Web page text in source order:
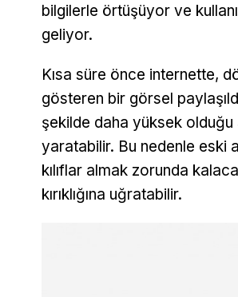
bilgilerle örtüşüyor ve
geliyor.
Kısa süre önce internette,
gösteren bir görsel
şekilde daha yüksek olduğu
yaratabilir. Bu nedenle eski
kılıflar almak zorunda
kırıklığına uğratabilir.